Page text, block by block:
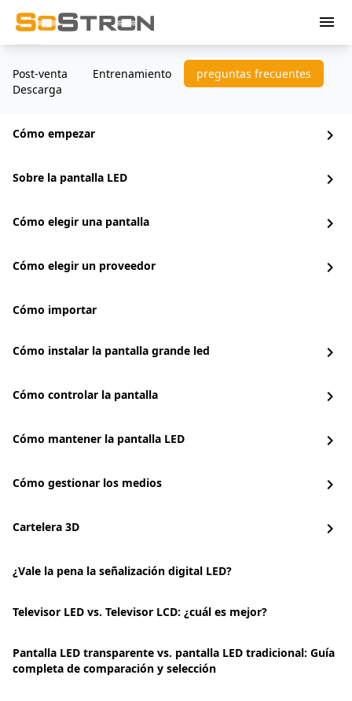
menu
Post-venta Entrenamiento
preguntas frecuentes
Descarga
Cómo empezar chevron_right
Sobre la pantalla LED chevron_right
Cómo elegir una pantalla chevron_right
Cómo elegir un proveedor chevron_right
Cómo importar
Cómo instalar la pantalla grande led chevron_right
Cómo controlar la pantalla chevron_right
Cómo mantener la pantalla LED chevron_right
Cómo gestionar los medios chevron_right
Cartelera 3D chevron_right
¿Vale la pena la señalización digital LED?
Televisor LED vs. Televisor LCD: ¿cuál es mejor?
Pantalla LED transparente vs. pantalla LED tradicional: Guía
completa de comparación y selección